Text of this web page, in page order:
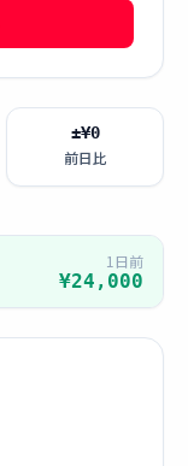
±¥0
前日比
1日前
¥24,000